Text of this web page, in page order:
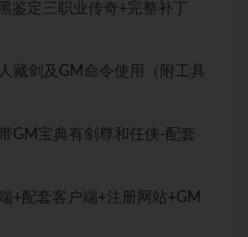
鉴定三职业传奇+完整补丁
藏剑及GM命令使用（附工具
GM宝典有剑尊和任侠-配套
+配套客户端+注册网站+GM